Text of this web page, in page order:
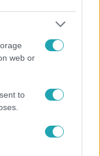
web or
to
a
Anna